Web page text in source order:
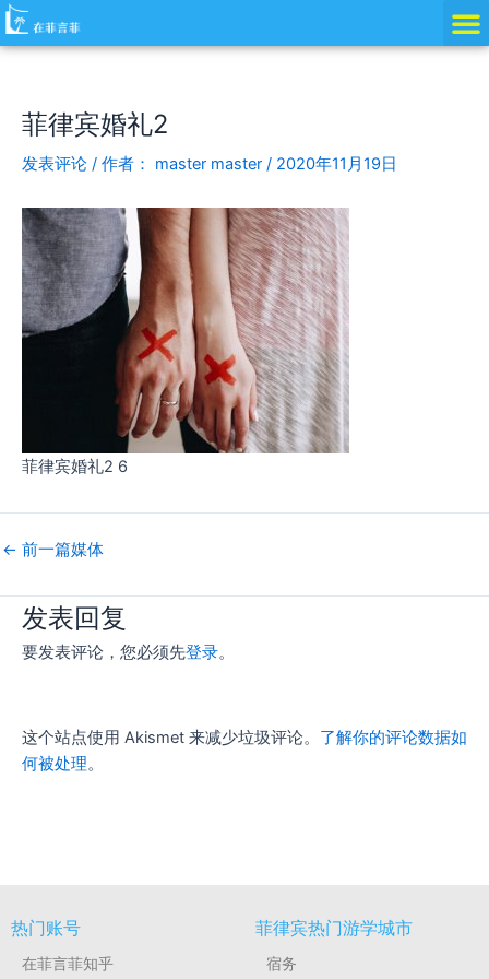
跳
至
菲律宾婚礼2
发表评论 / 作者： master master / 2020年11月19日
菲律宾婚礼2 6
Post
navigation
← 前一篇媒体
发表回复
要发表评论，您必须先登录。
这个站点使用 Akismet 来减少垃圾评论。 了解你的评论数据如
何被处理。
热门账号
在菲言菲知乎
菲律宾热门游学城市
宿务